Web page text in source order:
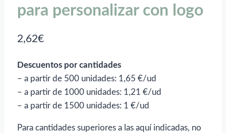
para personalizar con logo
2,62€
Descuentos por cantidades
– a partir de 500 unidades: 1,65 €/ud
– a partir de 1000 unidades: 1,21 €/ud
– a partir de 1500 unidades: 1 €/ud
Para cantidades superiores a las aquí indicadas, no